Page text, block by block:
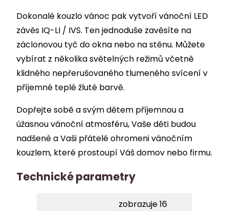
Dokonalé kouzlo vánoc pak vytvoří vánoční LED
závěs IQ-LI / IVS. Ten jednoduše zavěsíte na
záclonovou tyč do okna nebo na stěnu. Můžete
vybírat z několika světelných režimů včetně
klidného nepřerušovaného tlumeného svícení v
příjemné teplé žluté barvě.
Dopřejte sobě a svým dětem příjemnou a
úžasnou vánoční atmosféru, Vaše děti budou
nadšené a Vaši přátelé ohromeni vánočním
kouzlem, které prostoupí Váš domov nebo firmu.
Technické parametry
zobrazuje 16